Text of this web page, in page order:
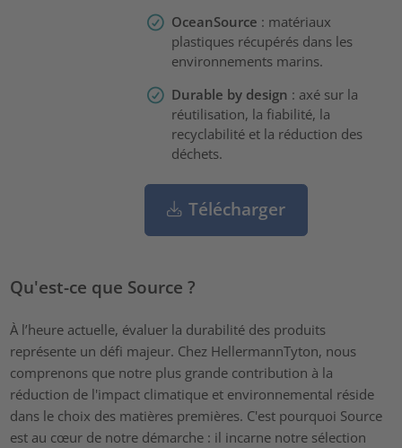
OceanSource : matériaux
plastiques récupérés dans les
environnements marins.
Durable by design : axé sur la
réutilisation, la fiabilité, la
recyclabilité et la réduction des
déchets.
Télécharger
Qu'est-ce que Source ?
À l’heure actuelle, évaluer la durabilité des produits
représente un défi majeur. Chez HellermannTyton, nous
comprenons que notre plus grande contribution à la
réduction de l'impact climatique et environnemental réside
dans le choix des matières premières. C'est pourquoi Source
est au cœur de notre démarche : il incarne notre sélection